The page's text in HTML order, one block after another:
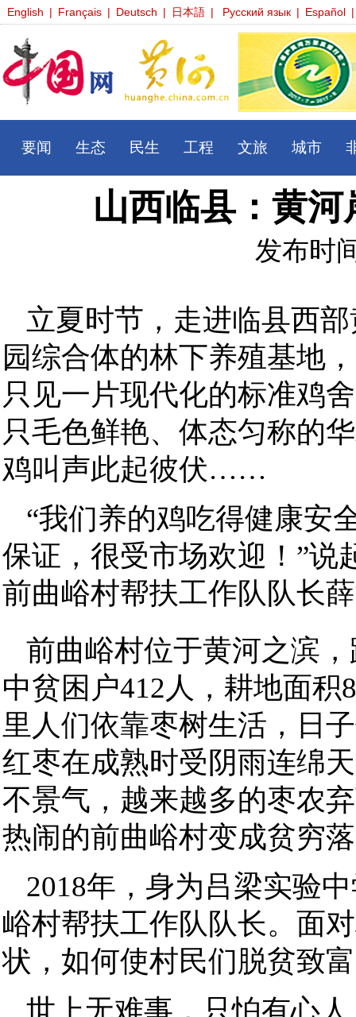
English | Français | Deutsch | 日本語 | Русский язык | Español |
要闻 生态 民生 工程 文旅 城市
山西临县：黄
发布时
立夏时节，走进临县西
园综合体的林下养殖基地
只见一片现代化的标准鸡
只毛色鲜艳、体态匀称的
鸡叫声此起彼伏……
“我们养的鸡吃得健康安
保证，很受市场欢迎！”说
前曲峪村帮扶工作队队长
前曲峪村位于黄河之滨
中贫困户412人，耕地面
里人们依靠枣树生活，日
红枣在成熟时受阴雨连绵
不景气，越来越多的枣农
热闹的前曲峪村变成贫穷
2018年，身为吕梁实验
峪村帮扶工作队队长。面
状，如何使村民们脱贫致
世上无难事，只怕有心